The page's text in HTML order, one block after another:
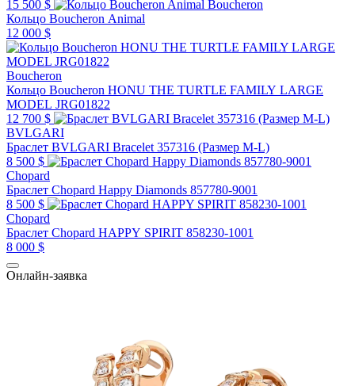
15 500 $
Boucheron
Кольцо Boucheron Animal
12 000 $
Boucheron
Кольцо Boucheron HONU THE TURTLE FAMILY LARGE
MODEL JRG01822
12 700 $
BVLGARI
Браслет BVLGARI Bracelet 357316 (Размер M-L)
8 500 $
Chopard
Браслет Chopard Happy Diamonds 857780-9001
8 500 $
Chopard
Браслет Chopard HAPPY SPIRIT 858230-1001
8 000 $
Онлайн-заявка